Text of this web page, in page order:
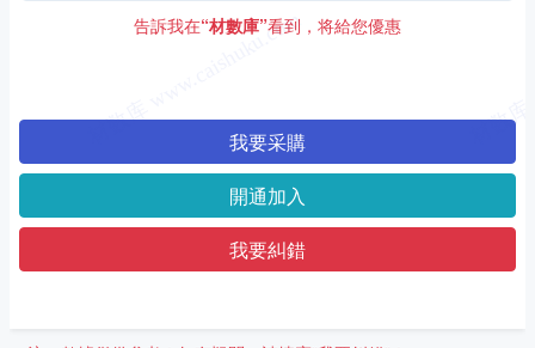
告訴我在“材數庫”看到，将給您優惠
我要采購
開通加入
我要糾錯